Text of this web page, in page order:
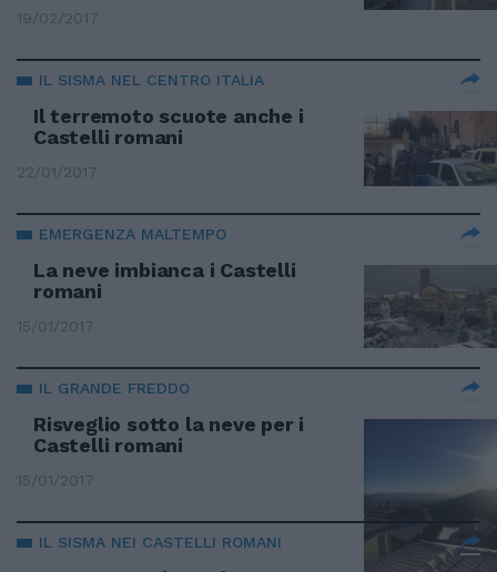
19/02/2017
IL SISMA NEL CENTRO ITALIA
Il terremoto scuote anche i
Castelli romani
22/01/2017
EMERGENZA MALTEMPO
La neve imbianca i Castelli
romani
15/01/2017
IL GRANDE FREDDO
Risveglio sotto la neve per i
Castelli romani
15/01/2017
IL SISMA NEI CASTELLI ROMANI